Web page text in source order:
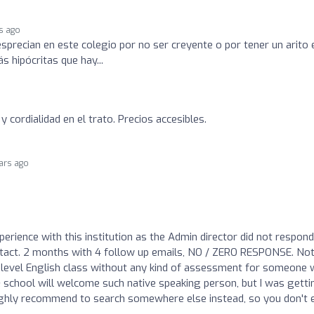
ago
en este colegio por no ser creyente o por tener un arito
hipócritas que hay...
cordialidad en el trato. Precios accesibles.
ago
with this institution as the Admin director did not
2 months with 4 follow up emails, NO / ZERO RESPONSE.
English class without any kind of assessment for someone
will welcome such native speaking person, but I was
recommend to search somewhere else instead, so you don't